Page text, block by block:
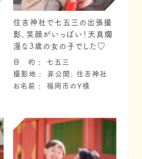
住吉神社で七五三の出張撮
影、笑顔がいっぱい！天真爛
漫な3歳の女の子でした♡
目 的
七五三
撮影地
非公開: 住吉神社
お名前
福岡市のY様